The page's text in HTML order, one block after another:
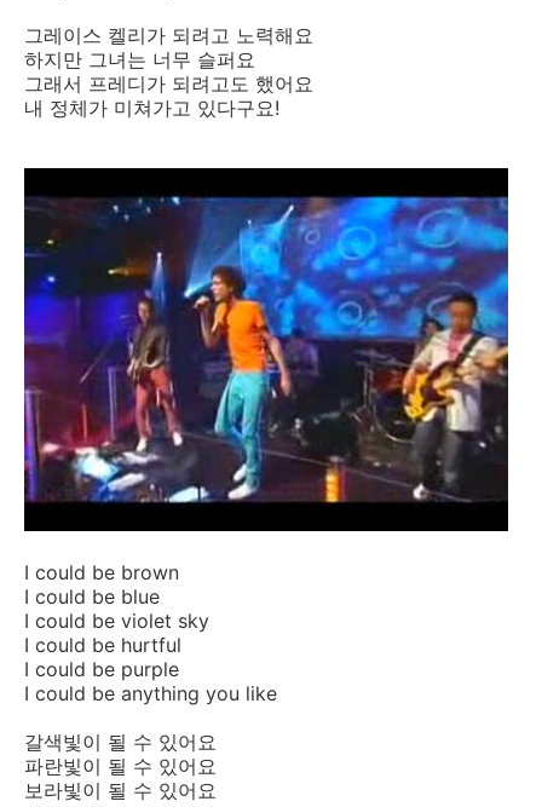
그레이스 켈리가 되려고 노력해요
하지만 그녀는 너무 슬퍼요
그래서 프레디가 되려고도 했어요
내 정체가 미쳐가고 있다구요!
I could be brown
I could be blue
I could be violet sky
I could be hurtful
I could be purple
I could be anything you like
갈색빛이 될 수 있어요
파란빛이 될 수 있어요
보라빛이 될 수 있어요